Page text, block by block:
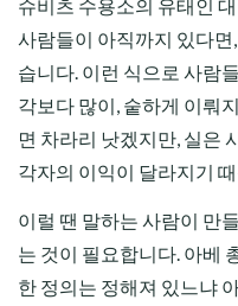
슈비츠 수용소의 유태인
사람들이 아직까지 있다
습니다. 이런 식으로 사람
각보다 많이, 숱하게 이뤄
면 차라리 낫겠지만, 실은
각자의 이익이 달라지기
이럴 땐 말하는 사람이 만
는 것이 필요합니다. 아베
한 정의는 정해져 있느냐